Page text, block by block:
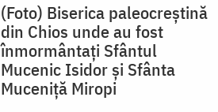
(Foto) Biserica paleocreștină
din Chios unde au fost
înmormântați Sfântul
Mucenic Isidor și Sfânta
Muceniță Miropi